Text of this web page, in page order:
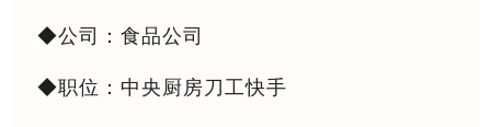
◆公司：食品公司
◆职位：中央厨房刀工快手